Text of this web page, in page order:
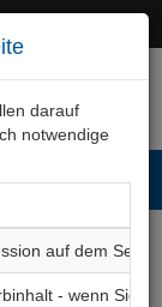
darauf
notwendige
auf dem Server
- wenn Sie